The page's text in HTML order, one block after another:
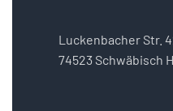
Luckenbacher Str.
74523 Schwäbisch